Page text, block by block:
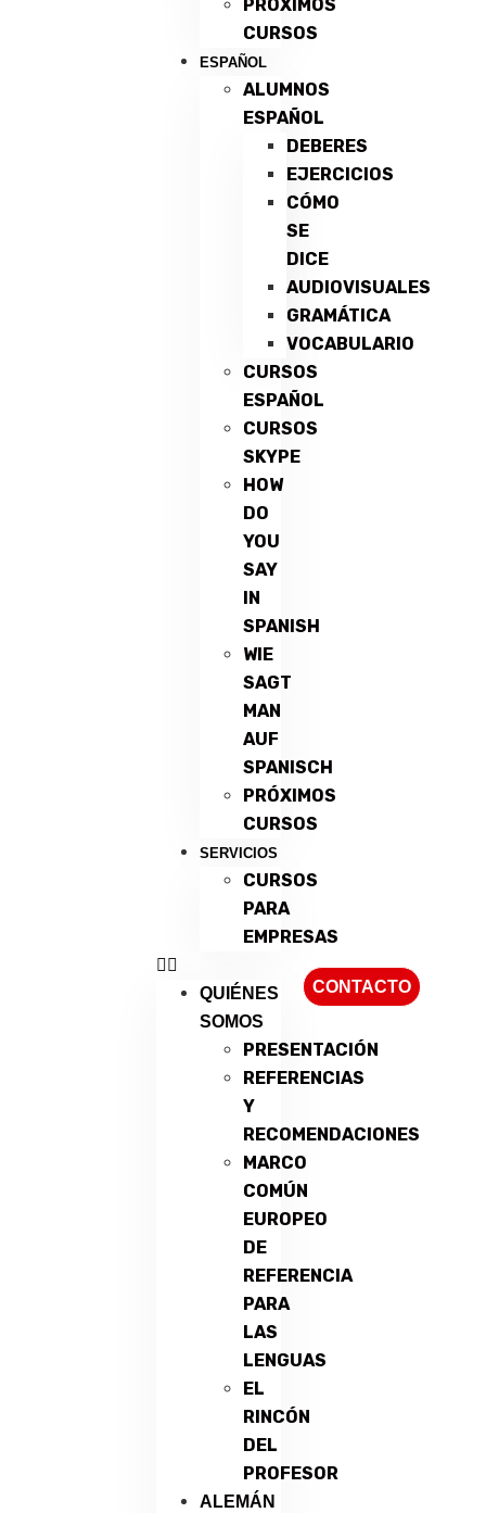
PRÓXIMOS
CURSOS
ESPAÑOL
ALUMNOS
ESPAÑOL
DEBERES
EJERCICIOS
CÓMO
SE
DICE
AUDIOVISUALES
GRAMÁTICA
VOCABULARIO
CURSOS
ESPAÑOL
CURSOS
SKYPE
HOW
DO
YOU
SAY
IN
SPANISH
WIE
SAGT
MAN
AUF
SPANISCH
PRÓXIMOS
CURSOS
SERVICIOS
CURSOS
PARA
EMPRESAS
QUIÉNES
SOMOS
PRESENTACIÓN
REFERENCIAS
Y
RECOMENDACIONES
MARCO
COMÚN
EUROPEO
DE
REFERENCIA
PARA
LAS
LENGUAS
EL
RINCÓN
DEL
PROFESOR
ALEMÁN
CONTACTO